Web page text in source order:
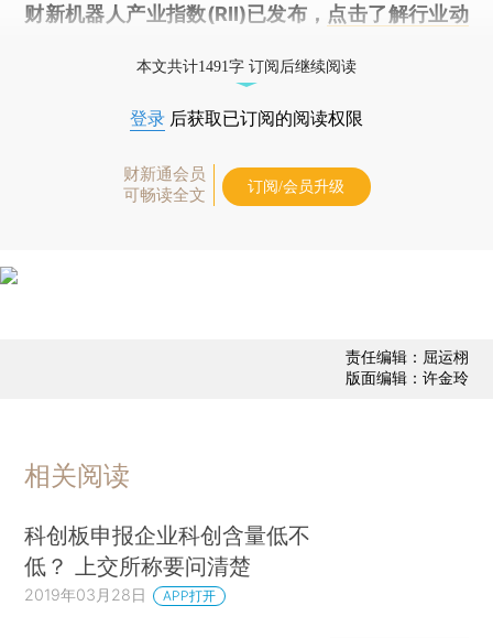
财新机器人产业指数(RII)已发布， 点击了解行业动
本文共计1491字 订阅后继续阅读
登录 后获取已订阅的阅读权限
财新通会员
可畅读全文
订阅/会员升级
责任编辑：屈运栩
版面编辑：许金玲
相关阅读
科创板申报企业科创含量低不
低？ 上交所称要问清楚
2019年03月28日 APP打开